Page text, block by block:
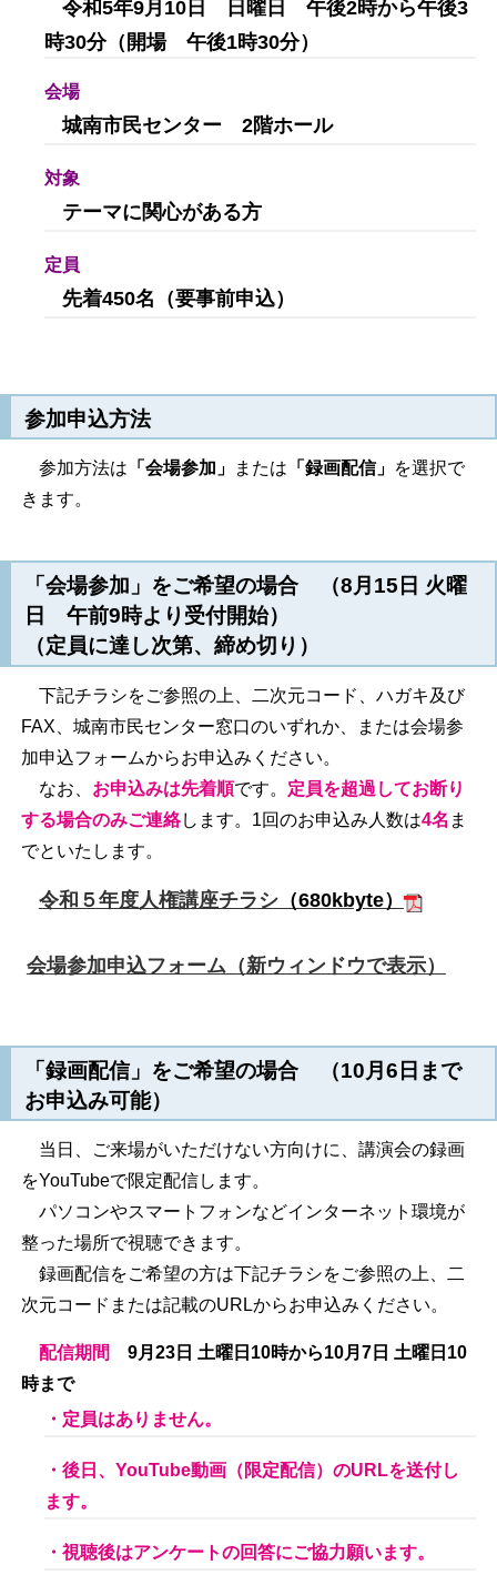
令和5年9月10日 日曜日 午後2時から午後3
時30分（開場 午後1時30分）
会場
城南市民センター 2階ホール
対象
テーマに関心がある方
定員
先着450名（要事前申込）
参加申込方法
参加方法は 「会場参加」 または 「録画配信」
を選択で
きます。
「会場参加」 をご希望の場合 （8月15日 火曜
日 午前9時より受付開始）
（定員に達し次第、締め切り）
下記チラシをご参照の上、二次元コード、ハガキ及び
FAX、城南市民センター窓口のいずれか、または会場参
加申込フォームからお申込みください。
なお、 お申込みは先着順です。 定員を超過してお断り
する場合のみご連絡します。1回のお申込み人数は4名 ま
でといたします。
令和５年度人権講座チラシ（680kbyte）
会場参加申込フォーム （新ウィンドウで表示）
「録画配信」 をご希望の場合
（10月6日まで
お申込み可能）
当日、ご来場がいただけない方向けに、講演会の録画
をYouTubeで限定配信します。
パソコンやスマートフォンなどインターネット環境が
整った場所で視聴できます。
録画配信をご希望の方は下記チラシをご参照の上、二
次元コードまたは記載のURLからお申込みください。
配信期間
9月23日 土曜日10時から10月7日 土曜日10
時まで
・定員はありません。
・後日、YouTube動画（限定配信）のURLを送付し
ます。
・視聴後はアンケートの回答にご協力願います。